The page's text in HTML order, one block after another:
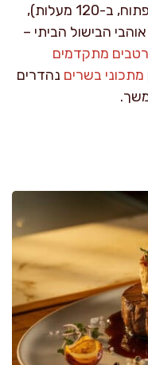
הבישול כחצי שעה בתנור (במכסה פתוח, ב-120 מעלות),
הבישול הביתי –
רטבים מתקדמים
מתכוני בשרים נהדרים